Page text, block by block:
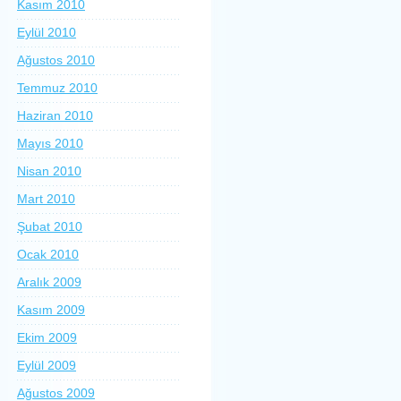
Kasım 2010
Eylül 2010
Ağustos 2010
Temmuz 2010
Haziran 2010
Mayıs 2010
Nisan 2010
Mart 2010
Şubat 2010
Ocak 2010
Aralık 2009
Kasım 2009
Ekim 2009
Eylül 2009
Ağustos 2009